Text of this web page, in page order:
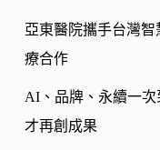
亞東醫院攜手台灣
療合作
AI、品牌、永續一
才再創成果